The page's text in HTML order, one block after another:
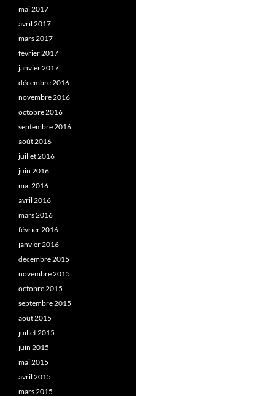
mai 2017
avril 2017
mars 2017
février 2017
janvier 2017
décembre 2016
novembre 2016
octobre 2016
septembre 2016
août 2016
juillet 2016
juin 2016
mai 2016
avril 2016
mars 2016
février 2016
janvier 2016
décembre 2015
novembre 2015
octobre 2015
septembre 2015
août 2015
juillet 2015
juin 2015
mai 2015
avril 2015
mars 2015